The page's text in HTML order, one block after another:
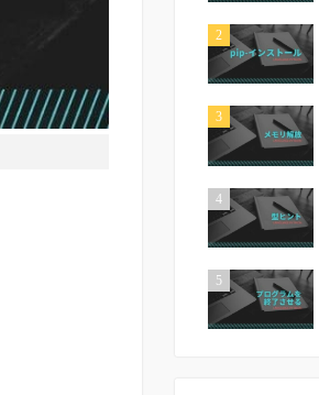
2
3
4
5